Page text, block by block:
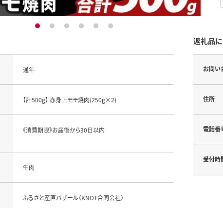
1 2 3 4 5 6
通年
【計500g】 赤身上モモ焼肉(250g×2)
《消費期限》お届後から30日以内
牛肉
ふるさと産直バザール（KNOT合同会社）
返礼品
お問い
住所
電話番
受付時